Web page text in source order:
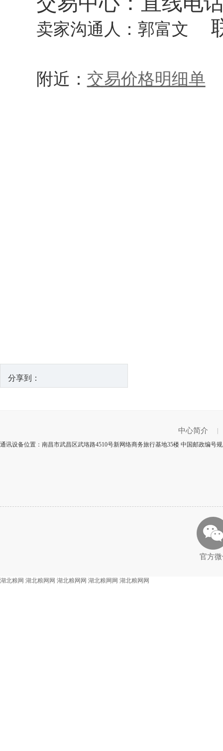
卖家沟通人：郭富文
附近： 交易价格明细单
分享到：
中心简介
通讯设备位置：南昌市武昌区武珞路4510号新网络商务旅行基地35楼 中国邮政编号
官方
湖北粮网 湖北粮网网 湖北粮网网 湖北粮网网 湖北粮网网